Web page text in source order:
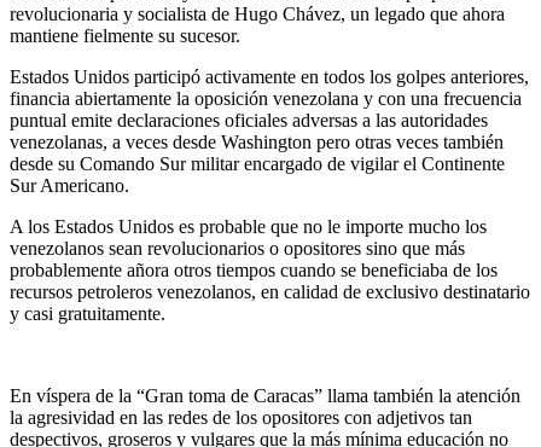
revolucionaria y socialista de Hugo Chávez, un legado que ahora
mantiene fielmente su sucesor.
Estados Unidos participó activamente en todos los golpes anteriores,
financia abiertamente la oposición venezolana y con una frecuencia
puntual emite declaraciones oficiales adversas a las autoridades
venezolanas, a veces desde Washington pero otras veces también
desde su Comando Sur militar encargado de vigilar el Continente
Sur Americano.
A los Estados Unidos es probable que no le importe mucho los
venezolanos sean revolucionarios o opositores sino que más
probablemente añora otros tiempos cuando se beneficiaba de los
recursos petroleros venezolanos, en calidad de exclusivo destinatario
y casi gratuitamente.
En víspera de la “Gran toma de Caracas” llama también la atención
la agresividad en las redes de los opositores con adjetivos tan
despectivos, groseros y vulgares que la más mínima educación no